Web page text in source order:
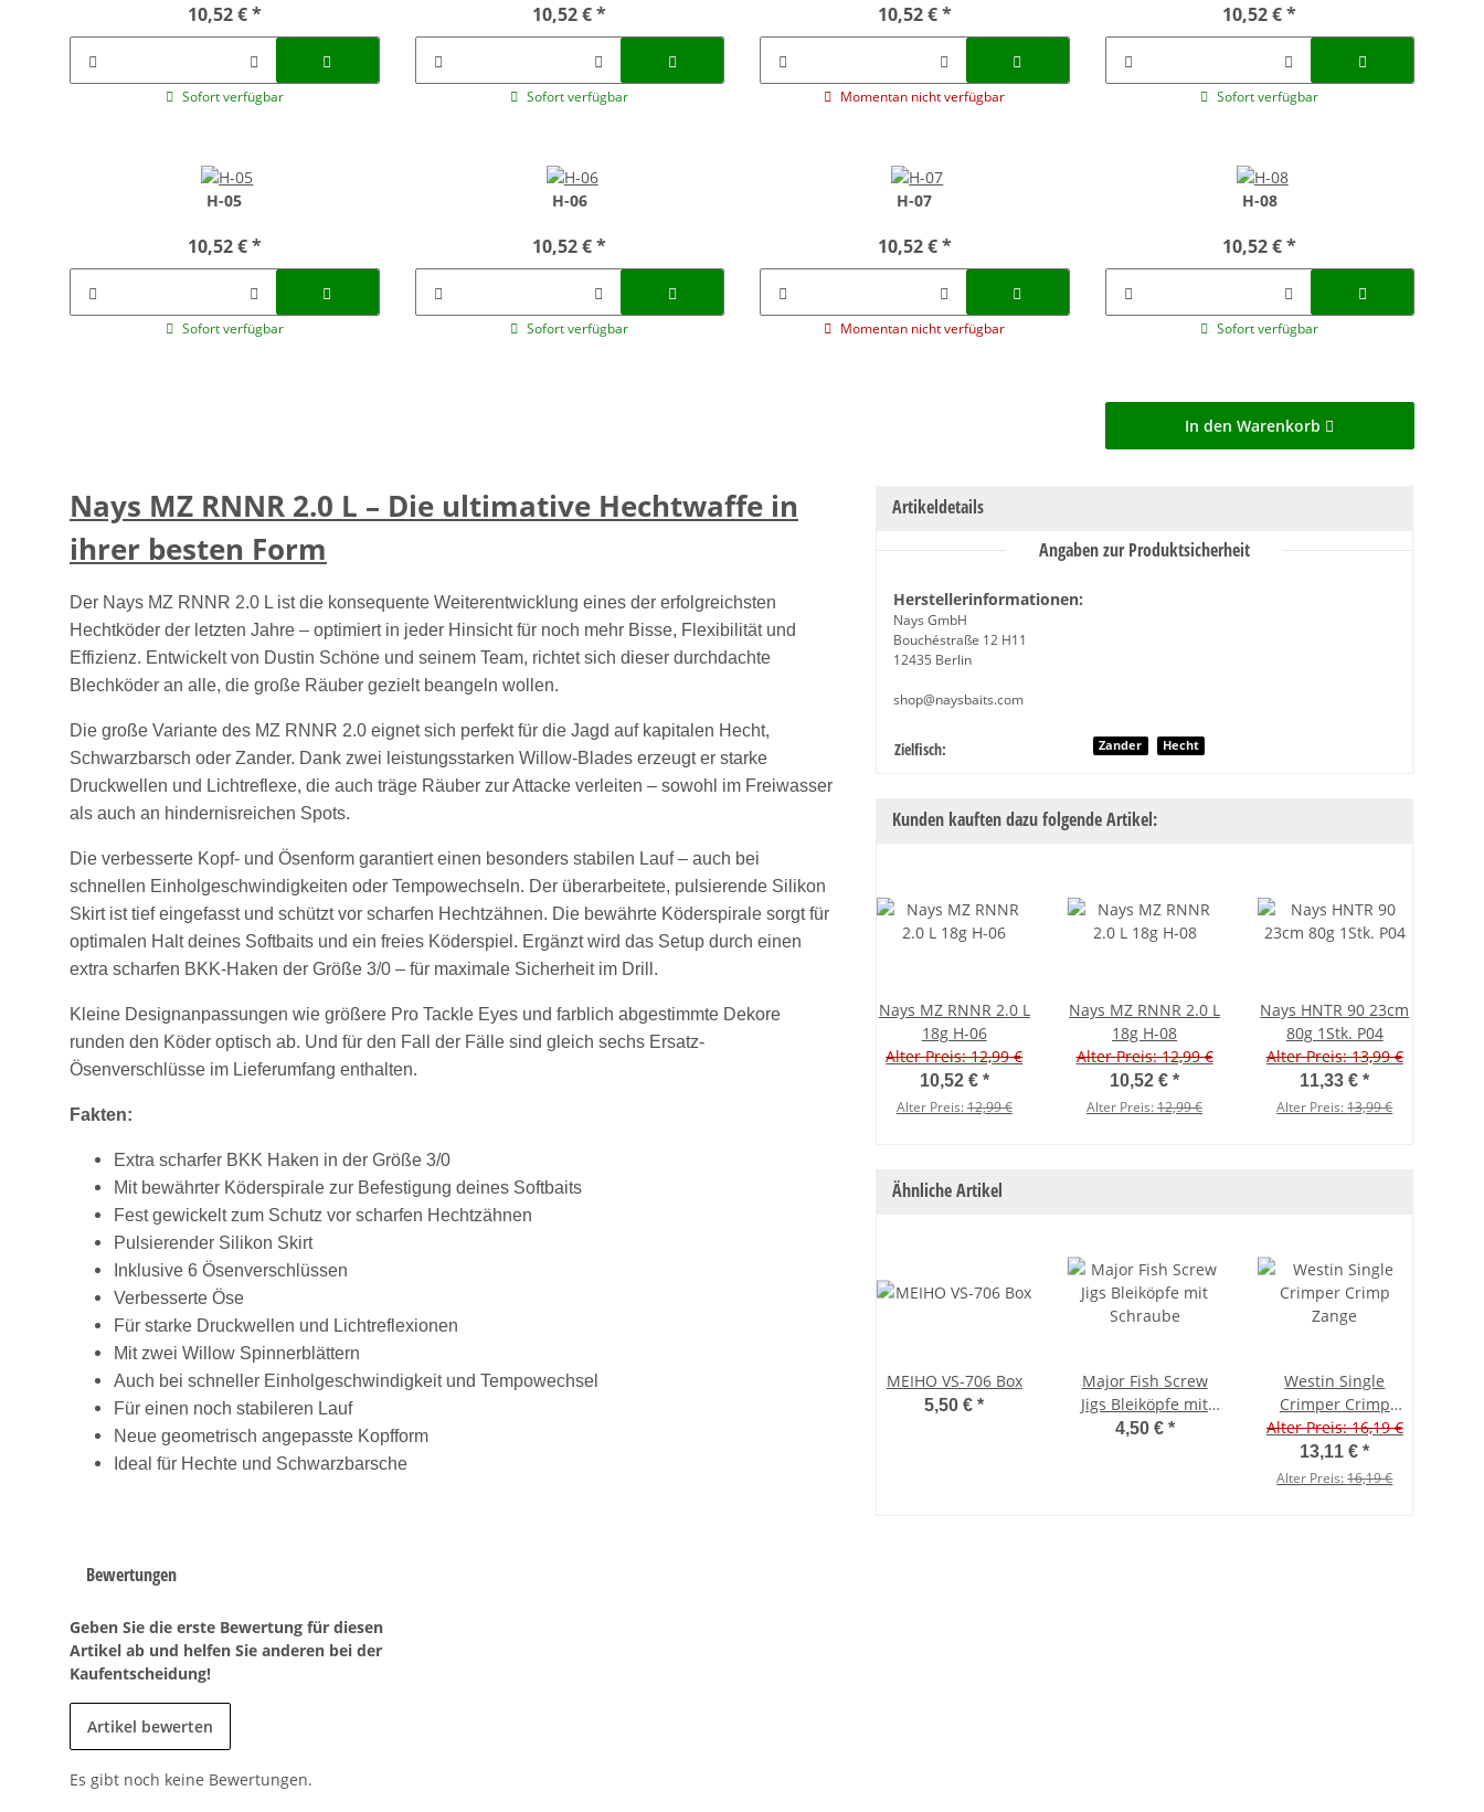
10,52 €*
Sofort verfügbar
10,52 €*
Sofort verfügbar
10,52 €*
Momentan nicht verfügbar
10,52 €*
Sofort verfügbar
H-05
10,52 €*
Sofort verfügbar
H-06
10,52 €*
Sofort verfügbar
H-07
10,52 €*
Momentan nicht verfügbar
H-08
10,52 €*
Sofort verfügbar
In den Warenkorb
Nays MZ RNNR 2.0 L – Die ultimative Hechtwaffe in
ihrer besten Form
Der Nays MZ RNNR 2.0 L ist die konsequente Weiterentwicklung eines der erfolgreichsten
Hechtköder der letzten Jahre – optimiert in jeder Hinsicht für noch mehr Bisse, Flexibilität und
Effizienz. Entwickelt von Dustin Schöne und seinem Team, richtet sich dieser durchdachte
Blechköder an alle, die große Räuber gezielt beangeln wollen.
Die große Variante des MZ RNNR 2.0 eignet sich perfekt für die Jagd auf kapitalen Hecht,
Schwarzbarsch oder Zander. Dank zwei leistungsstarken Willow-Blades erzeugt er starke
Druckwellen und Lichtreflexe, die auch träge Räuber zur Attacke verleiten – sowohl im Freiwasser
als auch an hindernisreichen Spots.
Die verbesserte Kopf- und Ösenform garantiert einen besonders stabilen Lauf – auch bei
schnellen Einholgeschwindigkeiten oder Tempowechseln. Der überarbeitete, pulsierende Silikon
Skirt ist tief eingefasst und schützt vor scharfen Hechtzähnen. Die bewährte Köderspirale sorgt für
optimalen Halt deines Softbaits und ein freies Köderspiel. Ergänzt wird das Setup durch einen
extra scharfen BKK-Haken der Größe 3/0 – für maximale Sicherheit im Drill.
Kleine Designanpassungen wie größere Pro Tackle Eyes und farblich abgestimmte Dekore
runden den Köder optisch ab. Und für den Fall der Fälle sind gleich sechs Ersatz-
Ösenverschlüsse im Lieferumfang enthalten.
Fakten:
Extra scharfer BKK Haken in der Größe 3/0
Mit bewährter Köderspirale zur Befestigung deines Softbaits
Fest gewickelt zum Schutz vor scharfen Hechtzähnen
Pulsierender Silikon Skirt
Inklusive 6 Ösenverschlüssen
Verbesserte Öse
Für starke Druckwellen und Lichtreflexionen
Mit zwei Willow Spinnerblättern
Auch bei schneller Einholgeschwindigkeit und Tempowechsel
Für einen noch stabileren Lauf
Neue geometrisch angepasste Kopfform
Ideal für Hechte und Schwarzbarsche
Bewertungen
Geben Sie die erste Bewertung für diesen
Artikel ab und helfen Sie anderen bei der
Kaufentscheidung!
Artikel bewerten
Es gibt noch keine Bewertungen.
Artikeldetails
Angaben zur Produktsicherheit
Herstellerinformationen:
Nays GmbH
Bouchéstraße 12 H11
12435 Berlin
shop@naysbaits.com
Produkteigenschaft
Wert
Zielfisch: Zander Hecht
Kunden kauften dazu folgende Artikel:
Nays MZ RNNR 2.0 L
18g H-06
Alter Preis: 12,99 €
10,52 € *
Alter Preis:12,99 €
Nays MZ RNNR 2.0 L
18g H-08
Alter Preis: 12,99 €
10,52 €*
Alter Preis:12,99 €
Nays HNTR 90 23cm
80g 1Stk. P04
Alter Preis: 13,99 €
11,33 €*
Alter Preis:13,99 €
Ähnliche Artikel
MEIHO VS-706 Box
5,50 €*
Major Fish Screw
Jigs Bleiköpfe mit
Schraube
4,50 € *
Westin Single
Crimper Crimp
Zange
Alter Preis: 16,19 €
13,11 €*
Alter Preis:16,19 €